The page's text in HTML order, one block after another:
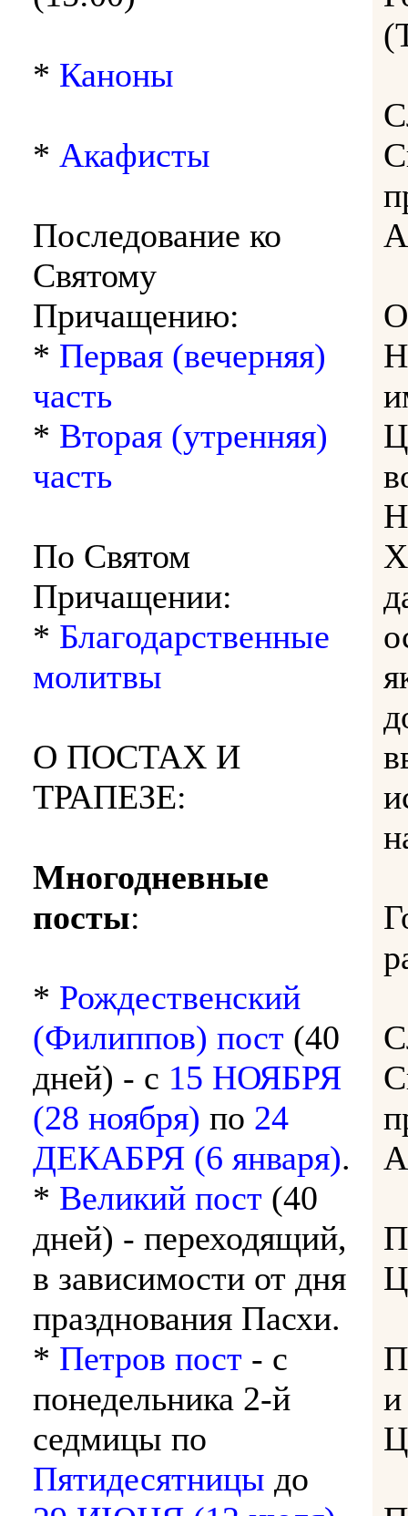
* Каноны
* Акафисты
Последование ко
Святому
Причащению:
* Первая (вечерняя)
часть
* Вторая (утренняя)
часть
По Святом
Причащении:
* Благодарственные
молитвы
О ПОСТАХ И
ТРАПЕЗЕ:
Многодневные
посты:
* Рождественский
(Филиппов) пост (40
дней) - с 15 НОЯБРЯ
(28 ноября) по 24
ДЕКАБРЯ (6 января).
* Великий пост (40
дней) - переходящий,
в зависимости от дня
празднования Пасхи.
* Петров пост - с
понедельника 2-й
седмицы по
Пятидесятницы до